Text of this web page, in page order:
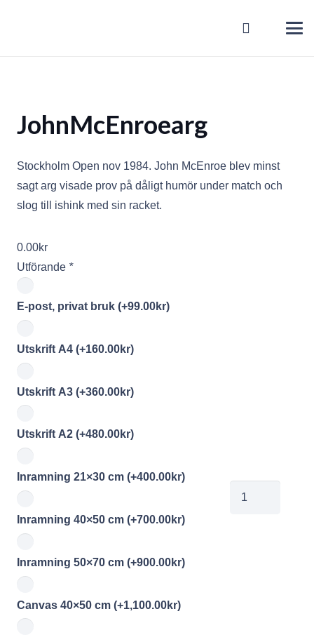
JohnMcEnroearg
Stockholm Open nov 1984. John McEnroe blev minst
sagt arg visade prov på dåligt humör under match och
slog till ishink med sin racket.
0.00kr
Utförande *
E-post, privat bruk (+99.00kr)
Utskrift A4 (+160.00kr)
Utskrift A3 (+360.00kr)
Utskrift A2 (+480.00kr)
Inramning 21×30 cm (+400.00kr)
Inramning 40×50 cm (+700.00kr)
Inramning 50×70 cm (+900.00kr)
Canvas 40×50 cm (+1,100.00kr)